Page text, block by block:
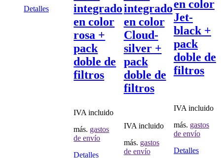
DetallesEste
producto
múltiples
variantes.
opciones
producto
integrado
en color
rosa +
pack
doble de
filtros
IVA incluido
más. gastos
de envío
Detalles
integrado
en color
Cloud-
silver +
pack
doble de
filtros
IVA incluido
más. gastos
de envío
en color
Jet-
black +
pack
doble de
filtros
IVA incluido
más. gastos
de envío
Detalles